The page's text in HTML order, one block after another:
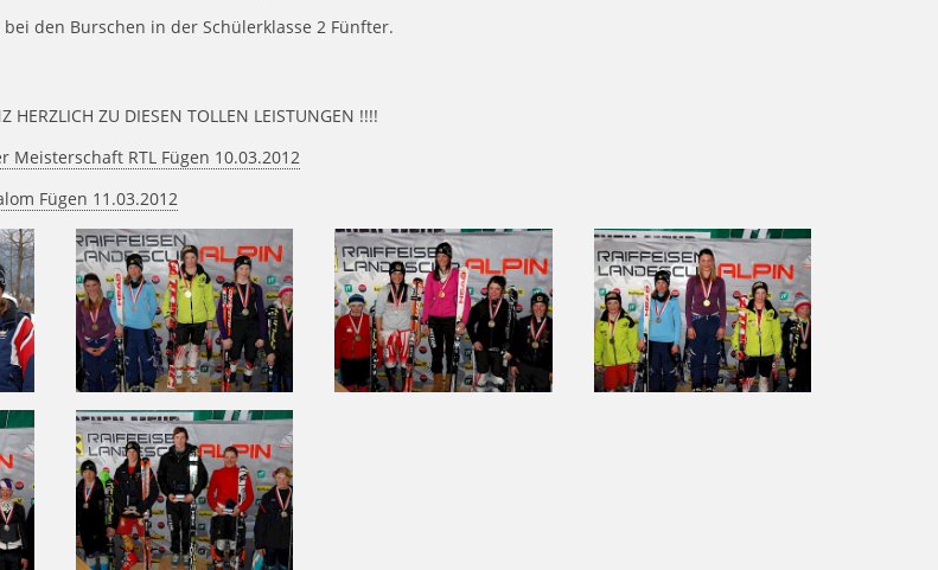
den Burschen in der Schülerklasse 2 Fünfter.
HERZLICH ZU DIESEN TOLLEN LEISTUNGEN !!!!
Meisterschaft RTL Fügen 10.03.2012
Fügen 11.03.2012